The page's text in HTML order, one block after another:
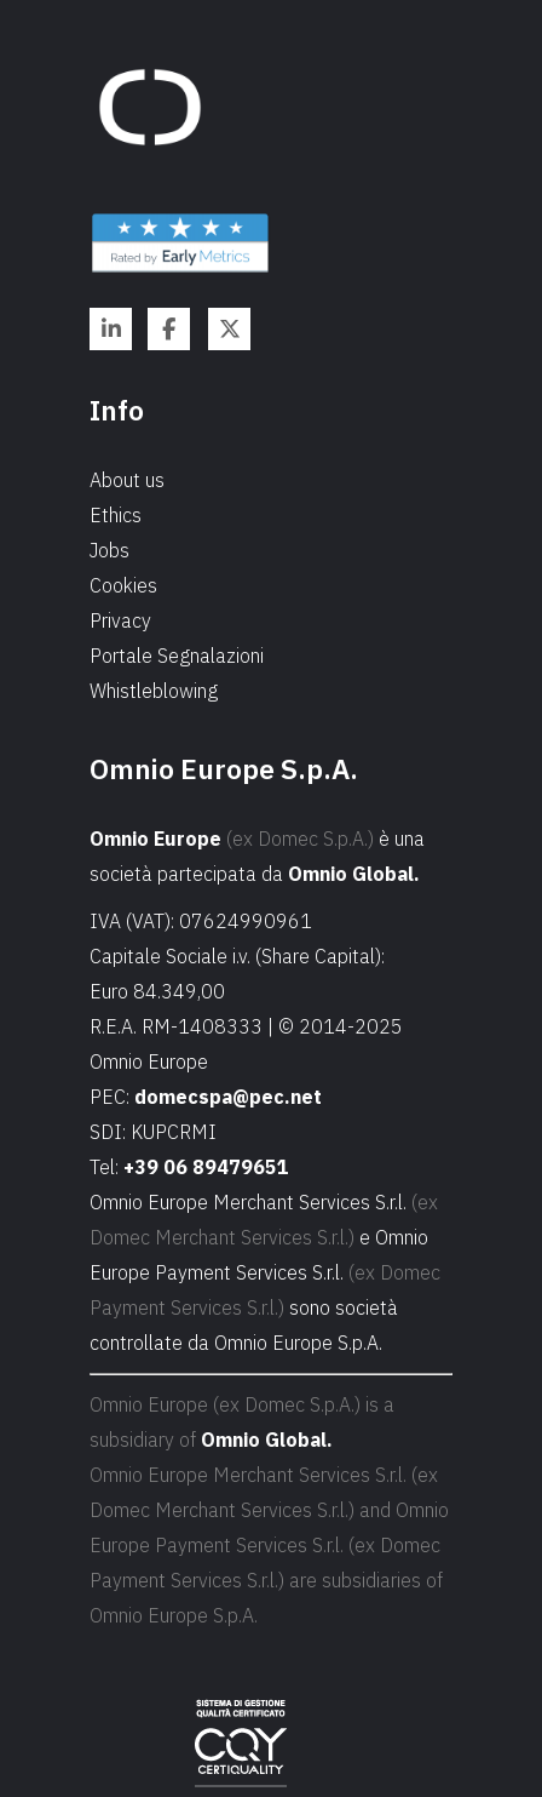
Info
About us
Ethics
Jobs
Cookies
Privacy
Portale Segnalazioni
Whistleblowing
Omnio Europe S.p.A.
Omnio Europe (ex Domec S.p.A.) è una
società partecipata da Omnio Global.
IVA (VAT): 07624990961
Capitale Sociale i.v. (Share Capital):
Euro 84.349,00
R.E.A. RM-1408333 | © 2014-2025
Omnio Europe
PEC: domecspa@pec.net
SDI: KUPCRMI
Tel: +39 06 89479651
Omnio Europe Merchant Services S.r.l. (ex
Domec Merchant Services S.r.l.) e Omnio
Europe Payment Services S.r.l. (ex Domec
Payment Services S.r.l.) sono società
controllate da Omnio Europe S.p.A.
Omnio Europe (ex Domec S.p.A.) is a
subsidiary of Omnio Global.
Omnio Europe Merchant Services S.r.l. (ex
Domec Merchant Services S.r.l.) and Omnio
Europe Payment Services S.r.l. (ex Domec
Payment Services S.r.l.) are subsidiaries of
Omnio Europe S.p.A.